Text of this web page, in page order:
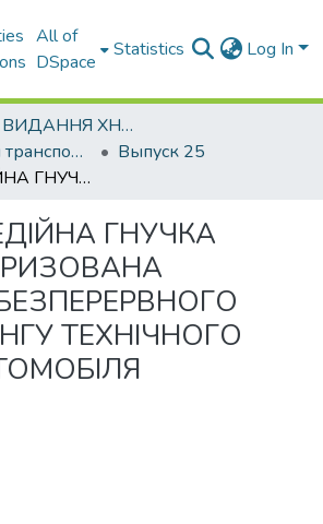
All of
DSpace
Statistics Log In
НАУКОВІ ВИДАННЯ ХНАДУ
Автомобільний транспорт / Автомобильный транспорт
Выпуск 25
МУЛЬТИМЕДІЙНА ГНУЧКА КОМП’ЮТЕРИЗОВАНА СИСТЕМА БЕЗПЕРЕРВНОГО МОНІТОРИНГУ ТЕХНІЧНОГО СТАНУ АВТОМОБІЛЯ
ГНУЧКА
ТЕХНІЧНОГО